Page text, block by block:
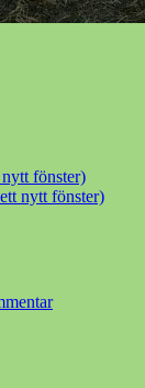
fönster)
nytt fönster)